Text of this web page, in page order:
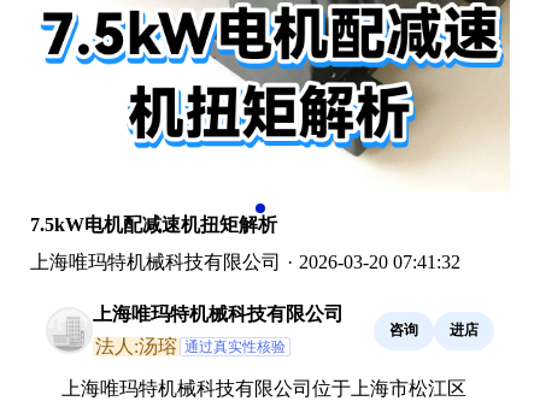
7.5kW电机配减速机扭矩解析
上海唯玛特机械科技有限公司 · 2026-03-20 07:41:32
上海唯玛特机械科技有限公司
法人:汤瑢 通过真实性核验
咨询 进店
上海唯玛特机械科技有限公司位于上海市松江区